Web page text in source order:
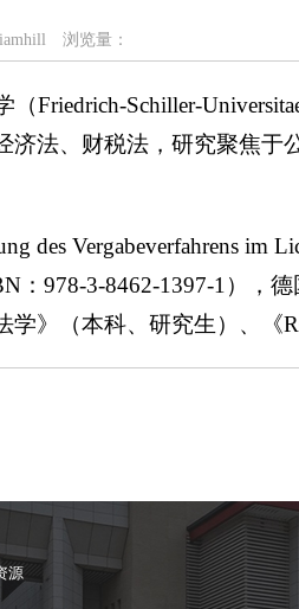
浏览量：
Friedrich-Schiller-
济法、财税法，研究聚焦
des Vergabeverfahrens im
：978-3-8462-1397-1），
》（本科、研究生）、《
源